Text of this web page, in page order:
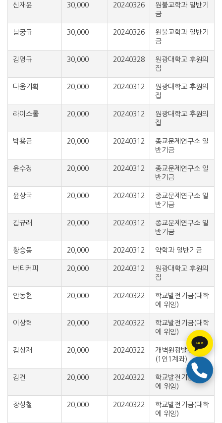
신재윤 30,000 20240326
원불교학과 일반기
금
남궁규 30,000 20240326
원불교학과 일반기
금
김영규 30,000 20240328
원광대학교 후원의
집
다움기획 20,000 20240312
원광대학교 후원의
집
라이스롤 20,000 20240312
원광대학교 후원의
집
박용금 20,000 20240312
종교문제연구소 일
반기금
윤수정 20,000 20240312
종교문제연구소 일
반기금
윤상국 20,000 20240312
종교문제연구소 일
반기금
김규래 20,000 20240312
종교문제연구소 일
반기금
황승동 20,000 20240312 약학과 일반기금
버티커피 20,000 20240312
원광대학교 후원의
집
안동현 20,000 20240322
학교발전기금(대학
에 위임)
이상혁 20,000 20240322
학교발전기금(대학
에 위임)
김상재 20,000 20240322
개벽원광발전기금
(1인1계좌)
김건 20,000 20240322
학교발전기금(대학
에 위임)
장성철 20,000 20240322
학교발전기금(대학
에 위임)
TALK